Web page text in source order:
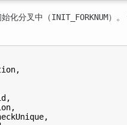
化分叉中（INIT_FORKNUM）